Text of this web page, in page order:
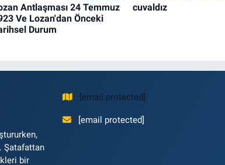
Antlaşması 24 Temmuz
Ve Lozan'dan Önceki
Durum
cuvaldız
Şatafattan
bir
[email protected]
[email protected]